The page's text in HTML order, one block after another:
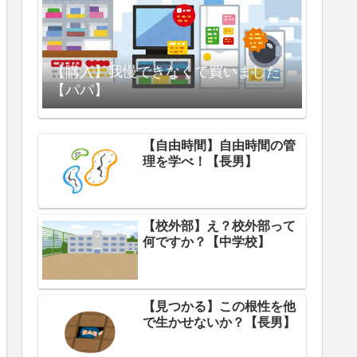
【購入】我慢できなくて買いました
【パパ】
【自由時間】自由時間の管
理を学べ！【長男】
【校外部】え？校外部って
何ですか？【中学校】
【見つかる】この根性を他
で生かせないか？【長男】